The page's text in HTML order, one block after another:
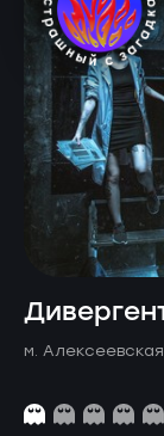
м. Алексеевская